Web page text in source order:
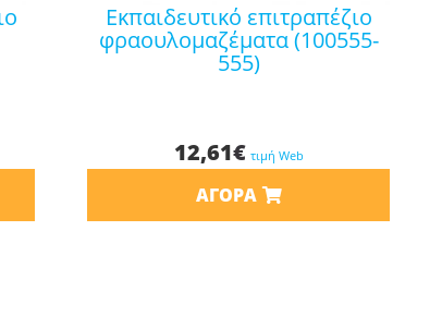
εκπαιδευτικό επιτραπέζιο
φραουλομαζέματα (100555-
555)
12,61€ τιμή Web
ΑΓΟΡΆ